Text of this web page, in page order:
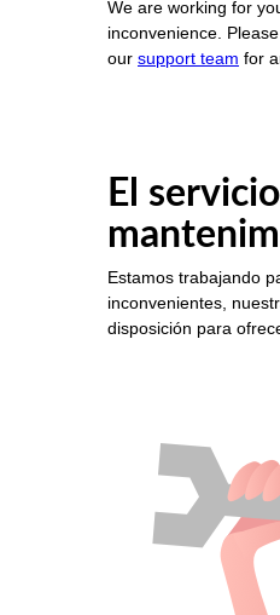
We are working for
inconvenience.
our support team for
El
Estamos trabajando
inconvenientes,
disposición para